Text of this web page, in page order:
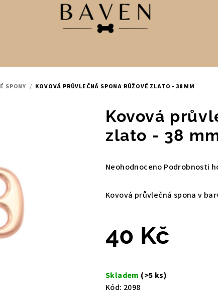
SPONY / KOVOVÁ PRŮVLEČNÁ SPONA RŮŽOVÉ ZLATO - 38 MM
Kovová
zlato - 38
Průměrné
produktu
5
Neohodnoceno Podrobnosti
Kovová průvlečná spona v
40 Kč
cena:
Skladem (>5 ks)
Kód: 2098